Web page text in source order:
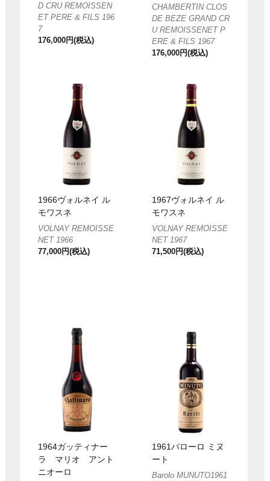
D CRU REMOISSEN
ET PERE & FILS 196
7
176,000円(税込)
CHAMBERTIN CLOS
DE BEZE GRAND CR
U REMOISSENET P
ERE & FILS 1967
176,000円(税込)
1966ヴォルネイ ル
モワスネ
VOLNAY REMOISSE
NET 1966
77,000円(税込)
1967ヴォルネイ ル
モワスネ
VOLNAY REMOISSE
NET 1967
71,500円(税込)
1964ガッティナー
ラ マリオ アント
ニオーロ
1961バローロ ミヌ
ート
Barolo MUNUTO1961